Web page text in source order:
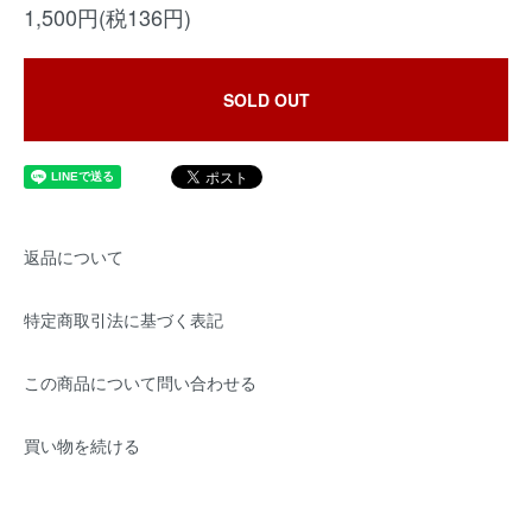
1,500円(税136円)
SOLD OUT
返品について
特定商取引法に基づく表記
この商品について問い合わせる
買い物を続ける